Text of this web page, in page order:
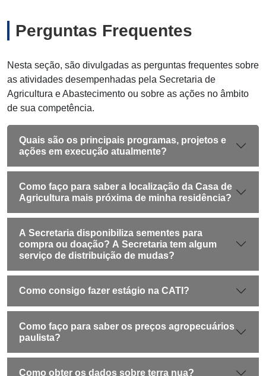
Perguntas Frequentes
Nesta seção, são divulgadas as perguntas frequentes sobre
as atividades desempenhadas pela Secretaria de
Agricultura e Abastecimento ou sobre as ações no âmbito
de sua competência.
Quais são os principais programas, projetos e
ações em execução atualmente?
Como faço para saber a localização da Casa de
Agricultura mais próxima de minha residência?
A Secretaria disponibiliza sementes para
compra ou doação? A Secretaria tem algum
serviço de distribuição de mudas?
Como consigo fazer estágio na CATI?
Como faço para saber os preços agropecuários
paulista?
Como obter os dados sobre terra nua?